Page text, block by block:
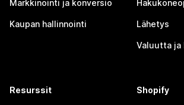
Markkinointi ja konversio
Kaupan hallinnointi Lähetys
Valuutta ja
Resurssit Shopify